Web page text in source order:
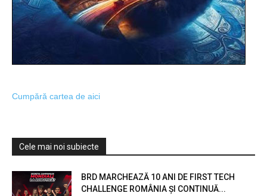
Cumpără cartea de aici
Cele mai noi subiecte
BRD MARCHEAZĂ 10 ANI DE FIRST TECH
CHALLENGE ROMÂNIA ȘI CONTINUĂ...